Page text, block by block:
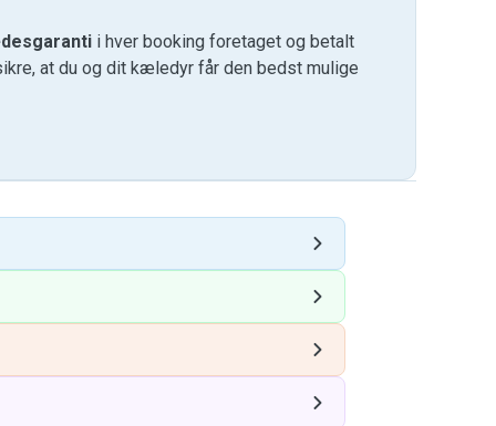
i hver booking foretaget og betalt
at du og dit kæledyr får den bedst mulige